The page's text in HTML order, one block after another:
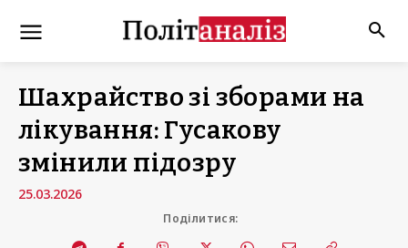
Шахрайство зі зборами на
лікування: Гусакову
змінили підозру
25.03.2026
Поділитися: